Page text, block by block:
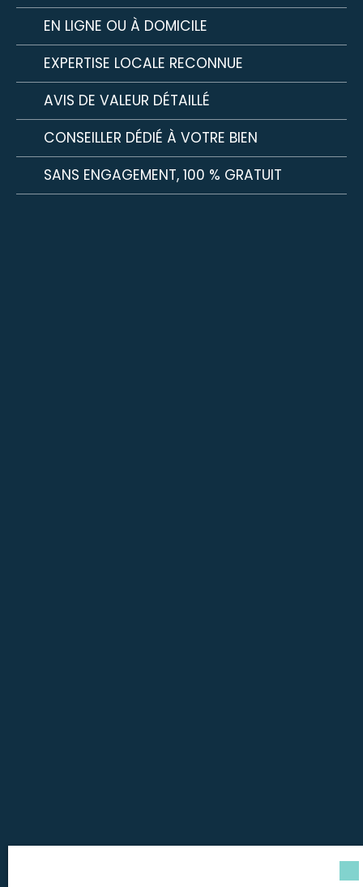
EN LIGNE OU À DOMICILE
EXPERTISE LOCALE RECONNUE
AVIS DE VALEUR DÉTAILLÉ
CONSEILLER DÉDIÉ À VOTRE BIEN
SANS ENGAGEMENT, 100 % GRATUIT